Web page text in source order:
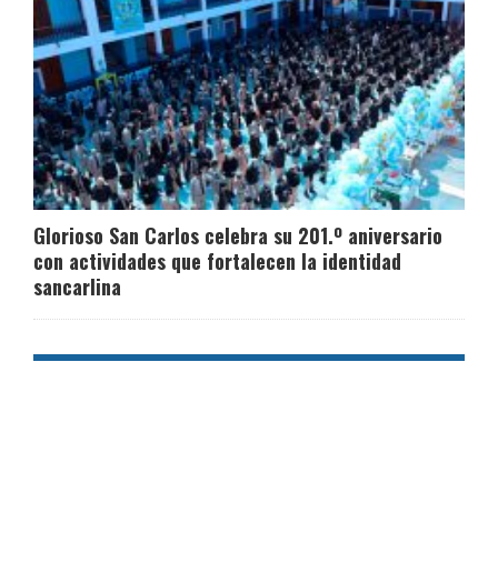
Glorioso San Carlos celebra su 201.º aniversario
con actividades que fortalecen la identidad
sancarlina